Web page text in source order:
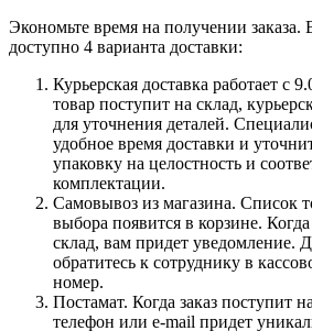
Экономьте время на получении заказа.
доступно 4 варианта доставки:
Курьерская доставка работает с
товар поступит на склад,
для уточнения деталей.
удобное время доставки и
упаковку на целостность и
комплектации.
Самовывоз из магазина. Список
выбора появится в корзине.
склад, вам придет уведомление.
обратитесь к сотруднику в
номер.
Постамат. Когда заказ поступит
телефон или e-mail придет